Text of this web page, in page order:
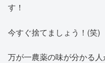
す！
今すぐ捨てましょう！(笑)
万が一農薬の味が分かる